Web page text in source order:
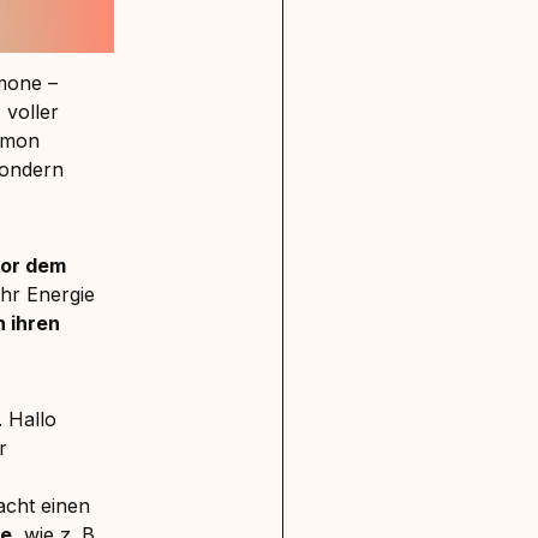
–
voller
dem
Energie
ihren
Hallo
einen